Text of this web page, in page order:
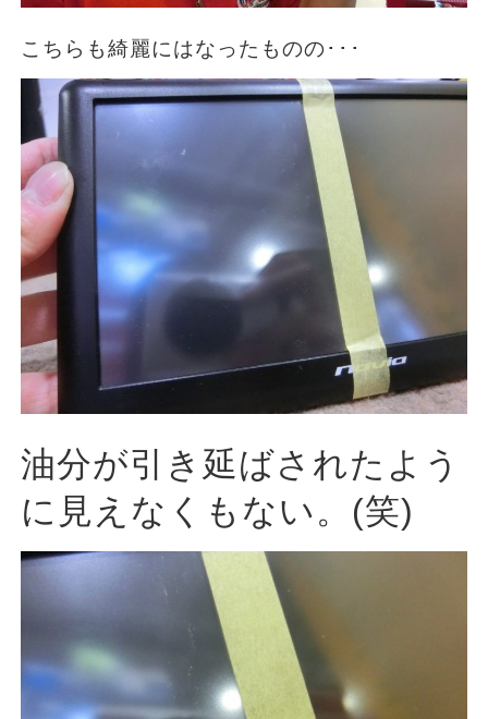
こちらも綺麗にはなったものの･･･
油分が引き延ばされたよう
に見えなくもない。(笑)